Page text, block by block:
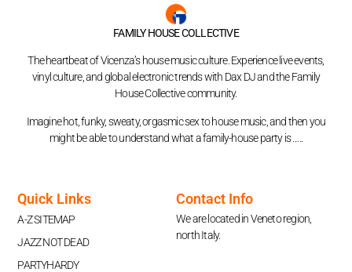
FAMILY HOUSE COLLECTIVE
The heartbeat of Vicenza’s house music culture. Experience live events,
vinyl culture, and global electronic trends with Dax DJ and the Family
House Collective community.
Imagine hot, funky, sweaty, orgasmic sex to house music, and then you
might be able to understand what a family-house party is …..
Quick Links
A-Z SITEMAP
JAZZ NOT DEAD
PARTYHARDY
Contact Info
We are located in Veneto region,
north Italy.